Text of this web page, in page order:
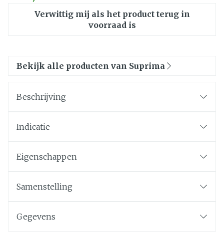
Verwittig mij als het product terug in
voorraad is
Bekijk alle producten van Suprima
Beschrijving
Indicatie
Eigenschappen
Samenstelling
Gegevens